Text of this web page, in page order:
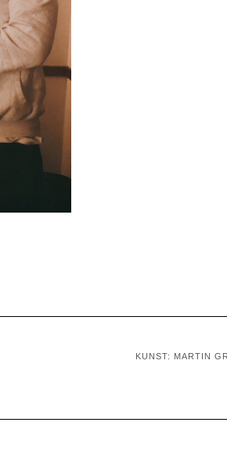
KUNST: MARTIN